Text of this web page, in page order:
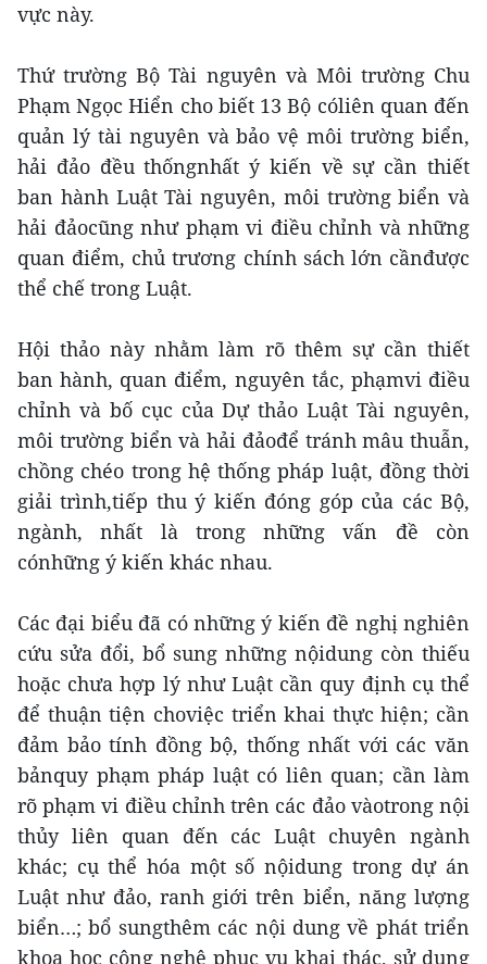
vực này.
Thứ trường Bộ Tài nguyên và Môi trường Chu
Phạm Ngọc Hiển cho biết 13 Bộ cóliên quan đến
quản lý tài nguyên và bảo vệ môi trường biển,
hải đảo đều thốngnhất ý kiến về sự cần thiết
ban hành Luật Tài nguyên, môi trường biển và
hải đảocũng như phạm vi điều chỉnh và những
quan điểm, chủ trương chính sách lớn cầnđược
thể chế trong Luật.
Hội thảo này nhằm làm rõ thêm sự cần thiết
ban hành, quan điểm, nguyên tắc, phạmvi điều
chỉnh và bố cục của Dự thảo Luật Tài nguyên,
môi trường biển và hải đảođể tránh mâu thuẫn,
chồng chéo trong hệ thống pháp luật, đồng thời
giải trình,tiếp thu ý kiến đóng góp của các Bộ,
ngành, nhất là trong những vấn đề còn
cónhững ý kiến khác nhau.
Các đại biểu đã có những ý kiến đề nghị nghiên
cứu sửa đổi, bổ sung những nộidung còn thiếu
hoặc chưa hợp lý như Luật cần quy định cụ thể
để thuận tiện choviệc triển khai thực hiện; cần
đảm bảo tính đồng bộ, thống nhất với các văn
bảnquy phạm pháp luật có liên quan; cần làm
rõ phạm vi điều chỉnh trên các đảo vàotrong nội
thủy liên quan đến các Luật chuyên ngành
khác; cụ thể hóa một số nộidung trong dự án
Luật như đảo, ranh giới trên biển, năng lượng
biển…; bổ sungthêm các nội dung về phát triển
khoa học công nghệ phục vụ khai thác, sử dụng